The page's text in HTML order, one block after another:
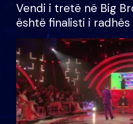
Vendi i tretë në Big
është finalisti i